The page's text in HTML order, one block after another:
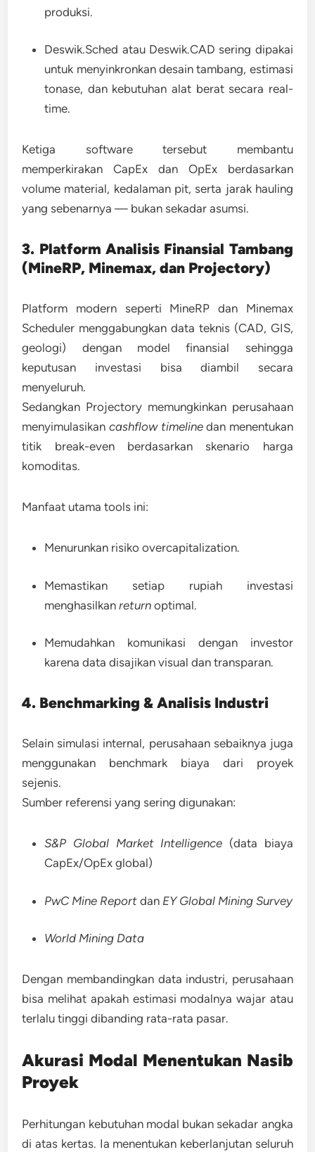
produksi.
Deswik.Sched atau Deswik.CAD sering dipakai
untuk menyinkronkan desain tambang, estimasi
tonase, dan kebutuhan alat berat secara real-
time.
Ketiga software tersebut membantu
memperkirakan CapEx dan OpEx berdasarkan
volume material, kedalaman pit, serta jarak hauling
yang sebenarnya — bukan sekadar asumsi.
3. Platform Analisis Finansial Tambang
(MineRP, Minemax, dan Projectory)
Platform modern seperti MineRP dan Minemax
Scheduler menggabungkan data teknis (CAD, GIS,
geologi) dengan model finansial sehingga
keputusan investasi bisa diambil secara
menyeluruh.
Sedangkan Projectory memungkinkan perusahaan
menyimulasikan cashflow timelinedan menentukan
titik break-even berdasarkan skenario harga
komoditas.
Manfaat utama tools ini:
Menurunkan risiko overcapitalization.
Memastikan setiap rupiah investasi
menghasilkanreturn optimal.
Memudahkan komunikasi dengan investor
karena data disajikan visual dan transparan.
4. Benchmarking & Analisis Industri
Selain simulasi internal, perusahaan sebaiknya juga
menggunakan benchmark biaya dari proyek
sejenis.
Sumber referensi yang sering digunakan:
S&P Global Market Intelligence (data biaya
CapEx/OpEx global)
PwC Mine Report dan EY Global Mining Survey
World Mining Data
Dengan membandingkan data industri, perusahaan
bisa melihat apakah estimasi modalnya wajar atau
terlalu tinggi dibanding rata-rata pasar.
Akurasi Modal Menentukan Nasib
Proyek
Perhitungan kebutuhan modal bukan sekadar angka
di atas kertas. Ia menentukan keberlanjutan seluruh